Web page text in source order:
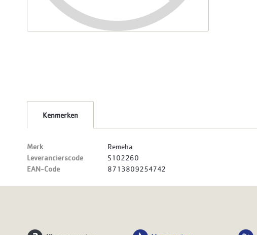
Kenmerken
Merk
Remeha
Leverancierscode
S102260
EAN-Code
8713809254742